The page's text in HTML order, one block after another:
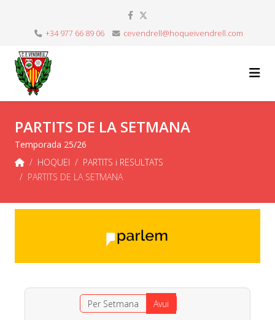
+34 977 66 89 06 cevendrell@hoqueivendrell.com
PARTITS DE LA SETMANA
Temporada 25/26
HOQUEI
PARTITS i RESULTATS
PARTITS DE LA SETMANA
Per Setmana Avui